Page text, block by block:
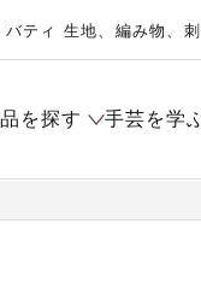
バティ 生地、編み物、
を探す 手芸を学